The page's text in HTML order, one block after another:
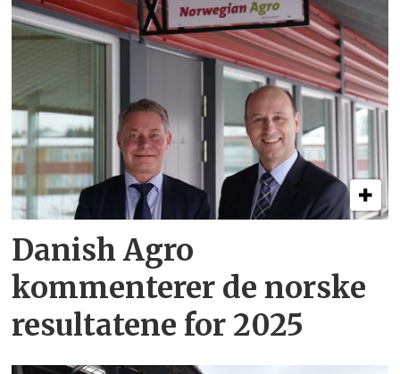
Danish Agro
kommenterer de norske
resultatene for 2025